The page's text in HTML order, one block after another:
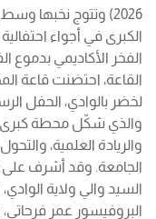
2026) وتتوج نخبها
الكبرى في أجواء
الفخر الأكاديمي بدموع
القاعة، احتضنت قاعة
والذي شكّل محطة كبرى
والريادة العلمية،
الجامعة. وقد أشرف على
السيد والي ولاية
البروفيسور عمر